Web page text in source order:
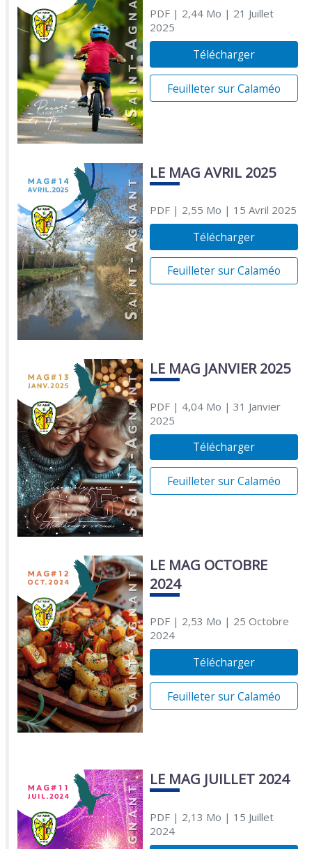
PDF| 2,44 Mo | 21 Juillet
2025
Télécharger
Feuilleter sur Calaméo
LE MAG AVRIL 2025
PDF| 2,55 Mo | 15 Avril 2025
Télécharger
Feuilleter sur Calaméo
LE MAG JANVIER 2025
PDF| 4,04 Mo | 31 Janvier
2025
Télécharger
Feuilleter sur Calaméo
LE MAG OCTOBRE
2024
PDF| 2,53 Mo | 25 Octobre
2024
Télécharger
Feuilleter sur Calaméo
LE MAG JUILLET 2024
PDF| 2,13 Mo | 15 Juillet
2024